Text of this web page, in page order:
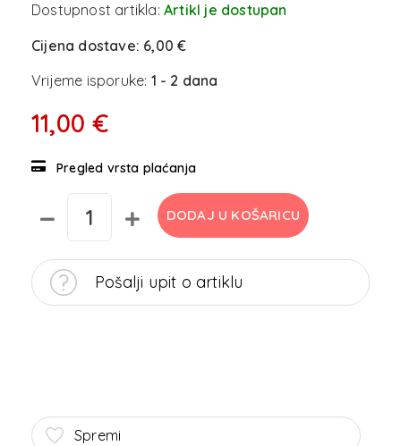
Dostupnost artikla: Artikl je dostupan
Cijena dostave: 6,00 €
Vrijeme isporuke: 1 - 2 dana
11,00 €
Pregled vrsta plaćanja
DODAJ U KOŠARICU
Pošalji upit o artiklu
Spremi